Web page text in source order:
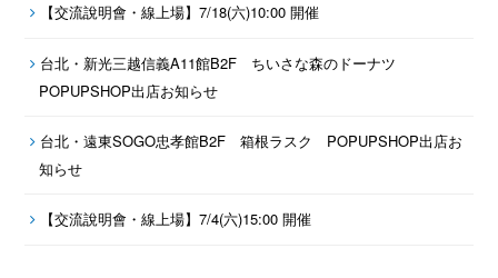
【交流說明會・線上場】7/18(六)10:00 開催
台北・新光三越信義A11館B2F ちいさな森のドーナツ
POPUPSHOP出店お知らせ
台北・遠東SOGO忠孝館B2F 箱根ラスク POPUPSHOP出店お
知らせ
【交流說明會・線上場】7/4(六)15:00 開催